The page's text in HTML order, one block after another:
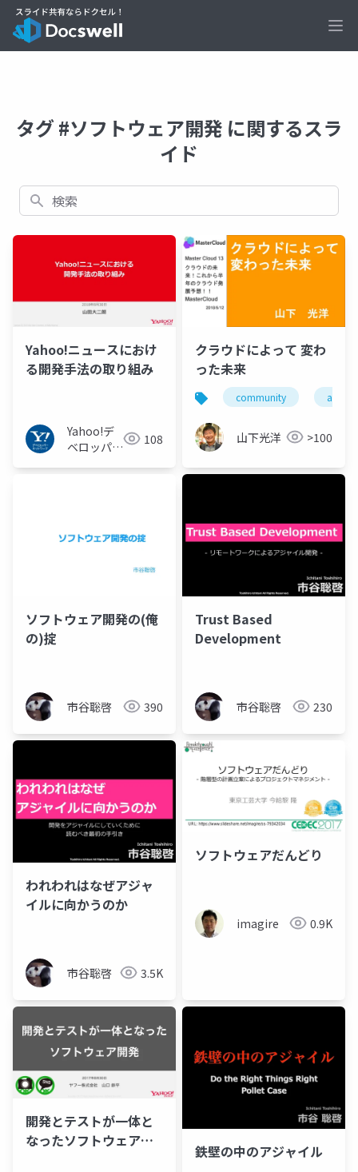
タグ #ソフトウェア開発 に関するスラ
イド
検索
Yahoo!ニュースにおけ
る開発手法の取り組み
Yahoo!デ
ベロッパー
108
クラウドによって 変わ
った未来
community aws
山下光洋 >100
ソフトウェア開発の(俺
の)掟
市谷聡啓 390
Trust Based
Development
市谷聡啓 230
われわれはなぜアジャ
イルに向かうのか
市谷聡啓 3.5K
ソフトウェアだんどり
imagire 0.9K
開発とテストが一体と
なったソフトウェア開
鉄壁の中のアジャイル